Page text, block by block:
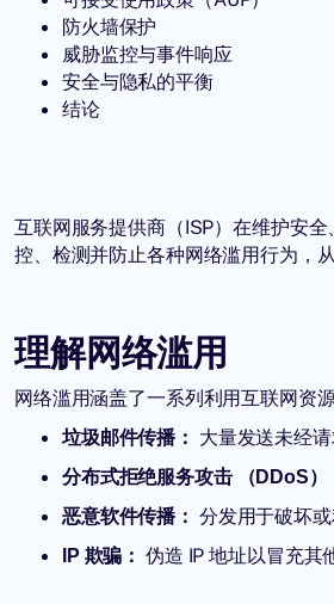
防火墙保护
威胁监控与事件响应
安全与隐私的平衡
结论
互联网服务提供商（ISP）在维护安
控、检测并防止各种网络滥用行为，
理解网络滥用
网络滥用涵盖了一系列利用互联网资
垃圾邮件传播： 大量发送未经
分布式拒绝服务攻击 （DDoS）
恶意软件传播： 分发用于破坏或
IP 欺骗 ： 伪造 IP 地址以冒充其